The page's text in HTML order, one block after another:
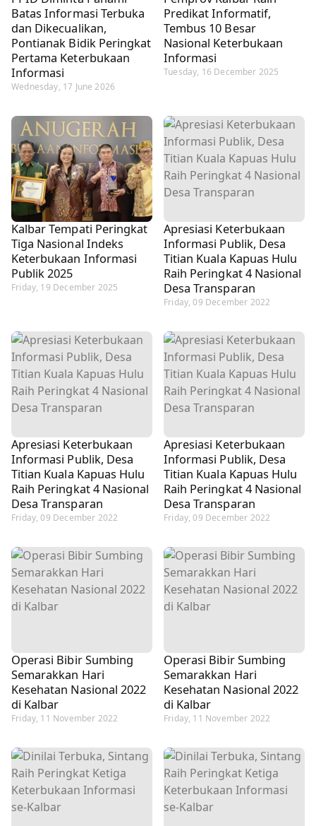
Batas Informasi Terbuka
dan Dikecualikan,
Pontianak Bidik Peringkat
Pertama Keterbukaan
Informasi
Wednesday, 17 June 2026
Predikat Informatif,
Tembus 10 Besar
Nasional Keterbukaan
Informasi
Tuesday, 16 December 2025
Kalbar Tempati Peringkat
Tiga Nasional Indeks
Keterbukaan Informasi
Publik 2025
Friday, 19 December 2025
Apresiasi Keterbukaan
Informasi Publik, Desa
Titian Kuala Kapuas Hulu
Raih Peringkat 4 Nasional
Desa Transparan
Friday, 09 December 2022
Apresiasi Keterbukaan
Informasi Publik, Desa
Titian Kuala Kapuas Hulu
Raih Peringkat 4 Nasional
Desa Transparan
Friday, 09 December 2022
Apresiasi Keterbukaan
Informasi Publik, Desa
Titian Kuala Kapuas Hulu
Raih Peringkat 4 Nasional
Desa Transparan
Friday, 09 December 2022
Operasi Bibir Sumbing
Semarakkan Hari
Kesehatan Nasional 2022
di Kalbar
Friday, 11 November 2022
Operasi Bibir Sumbing
Semarakkan Hari
Kesehatan Nasional 2022
di Kalbar
Friday, 11 November 2022